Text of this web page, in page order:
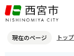
こ
の
現在のページ トッ